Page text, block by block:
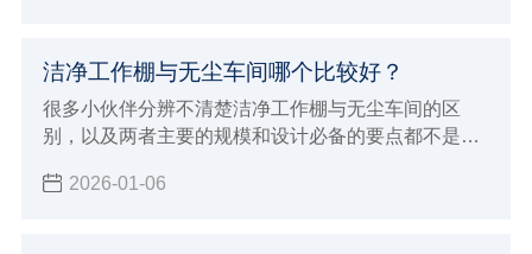
洁净工作棚与无尘车间哪个比较好？
很多小伙伴分辨不清楚洁净工作棚与无尘车间的区
别，以及两者主要的规模和设计必备的要点都不是很
的应用领域是不一样的，所以本次小辉来做详细的介
2026-01-06